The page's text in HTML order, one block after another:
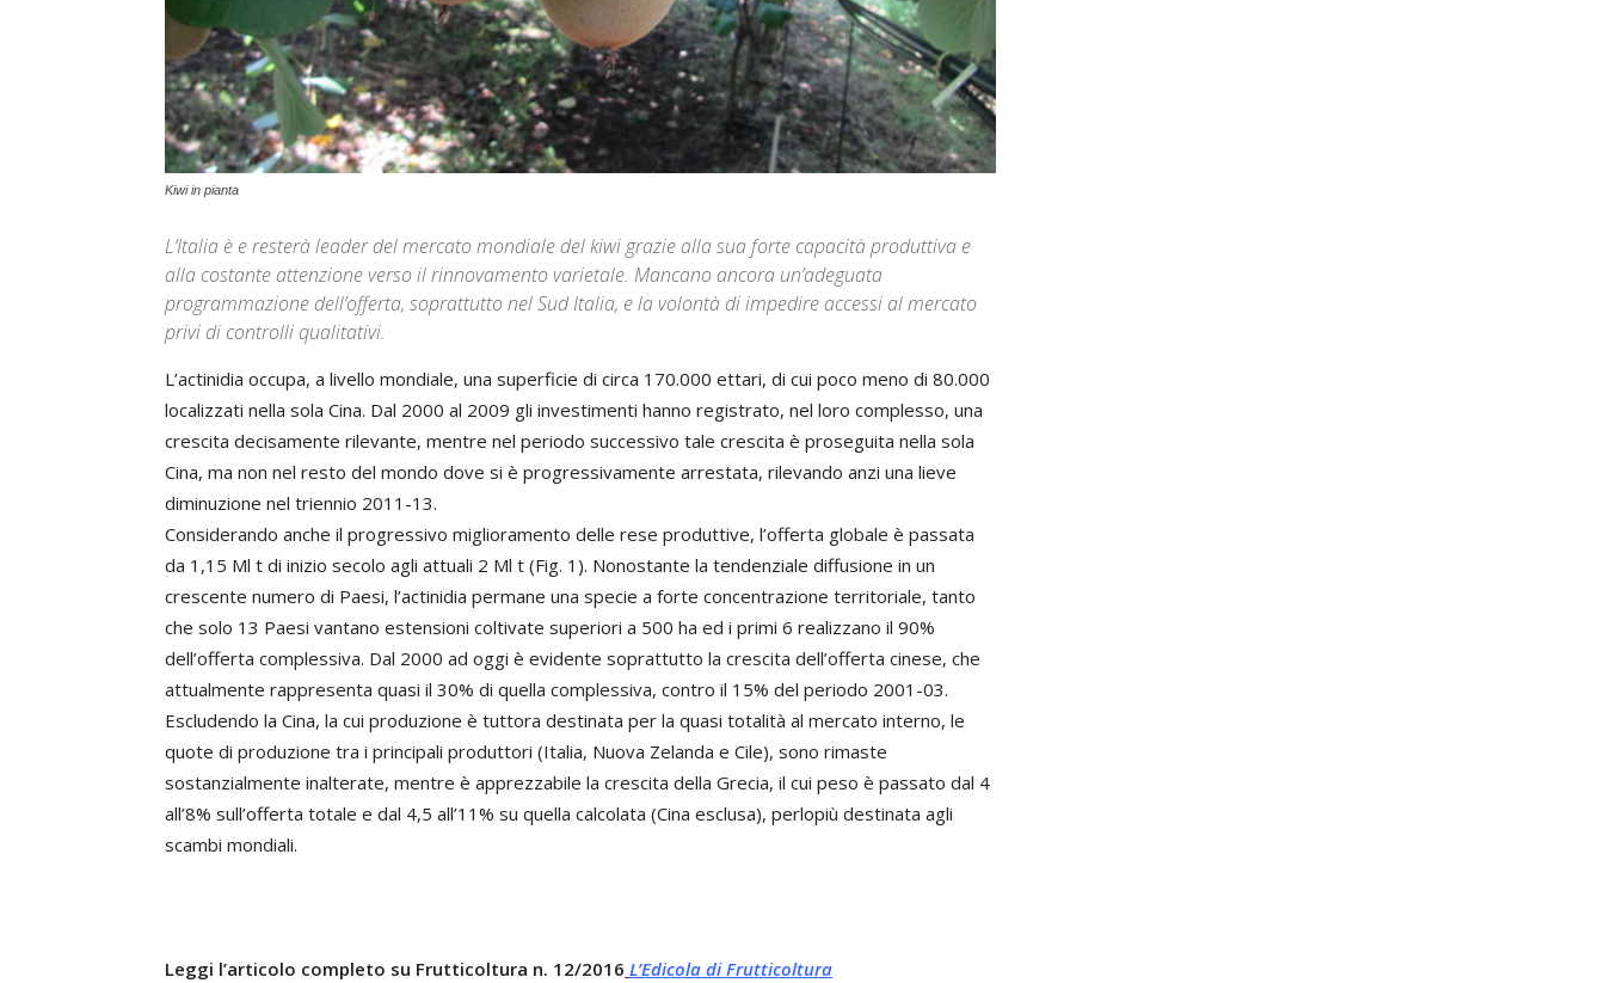
Kiwi in pianta
L’Italia è e resterà leader del mercato mondiale del kiwi grazie alla sua forte capacità produttiva e
alla costante attenzione verso il rinnovamento varietale. Mancano ancora un’adeguata
programmazione dell’offerta, soprattutto nel Sud Italia, e la volontà di impedire accessi al mercato
privi di controlli qualitativi.
L’actinidia occupa, a livello mondiale, una superficie di circa 170.000 ettari, di cui poco meno di 80.000
localizzati nella sola Cina. Dal 2000 al 2009 gli investimenti hanno registrato, nel loro complesso, una
crescita decisamente rilevante, mentre nel periodo successivo tale crescita è proseguita nella sola
Cina, ma non nel resto del mondo dove si è progressivamente arrestata, rilevando anzi una lieve
diminuzione nel triennio 2011-13.
Considerando anche il progressivo miglioramento delle rese produttive, l’offerta globale è passata
da 1,15 Ml t di inizio secolo agli attuali 2 Ml t (Fig. 1). Nonostante la tendenziale diffusione in un
crescente numero di Paesi, l’actinidia permane una specie a forte concentrazione territoriale, tanto
che solo 13 Paesi vantano estensioni coltivate superiori a 500 ha ed i primi 6 realizzano il 90%
dell’offerta complessiva. Dal 2000 ad oggi è evidente soprattutto la crescita dell’offerta cinese, che
attualmente rappresenta quasi il 30% di quella complessiva, contro il 15% del periodo 2001-03.
Escludendo la Cina, la cui produzione è tuttora destinata per la quasi totalità al mercato interno, le
quote di produzione tra i principali produttori (Italia, Nuova Zelanda e Cile), sono rimaste
sostanzialmente inalterate, mentre è apprezzabile la crescita della Grecia, il cui peso è passato dal 4
all’8% sull’offerta totale e dal 4,5 all’11% su quella calcolata (Cina esclusa), perlopiù destinata agli
scambi mondiali.
Leggi l’articolo completo su Frutticoltura n. 12/2016 L’Edicola di Frutticoltura